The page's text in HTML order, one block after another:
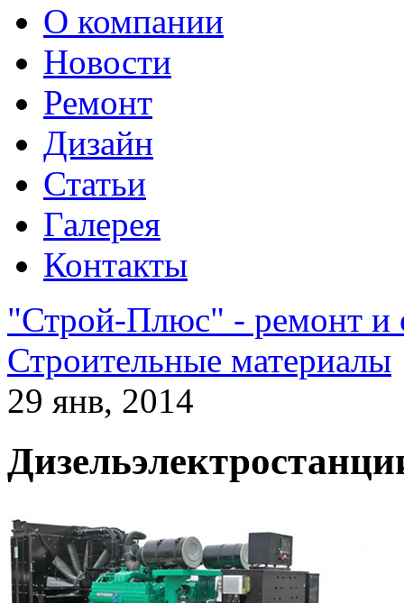
О компании
Новости
Ремонт
Дизайн
Статьи
Галерея
Контакты
"Строй-Плюс" - ремонт и
Строительные материалы
29 янв, 2014